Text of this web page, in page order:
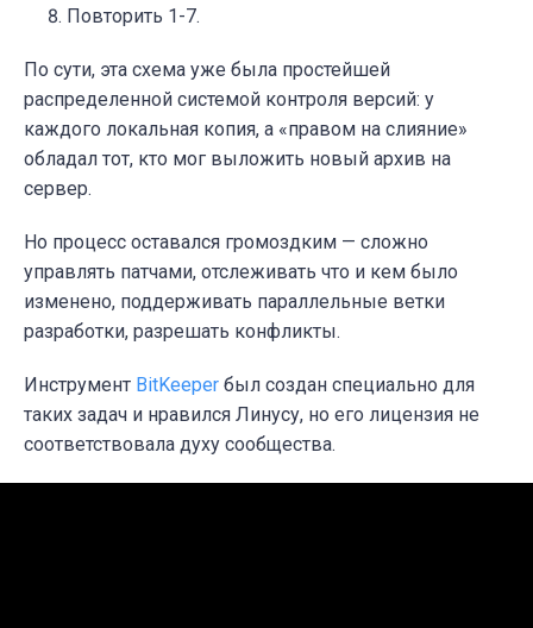
Повторить 1-7.
По сути, эта схема уже была простейшей
распределенной системой контроля версий: у
каждого локальная копия, а «правом на слияние»
обладал тот, кто мог выложить новый архив на
сервер.
Но процесс оставался громоздким — сложно
управлять патчами, отслеживать что и кем было
изменено, поддерживать параллельные ветки
разработки, разрешать конфликты.
Инструмент BitKeeper был создан специально для
таких задач и нравился Линусу, но его лицензия не
соответствовала духу сообщества.